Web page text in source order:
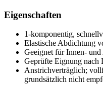
Eigenschaften
1‑komponentig,
Elastische Abdichtung
Geeignet für Innen- und
Geprüfte Eignung nach
Anstrichverträglich;
grundsätzlich nicht